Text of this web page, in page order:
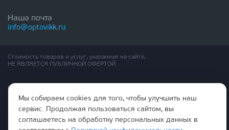
Наша почта
info@optovikk.ru
Стоимость товаров и услуг, указанная на сайте,
НЕ ЯВЛЯЕТСЯ ПУБЛИЧНОЙ ОФЕРТОЙ
Правила эксплутации входных и межкомнатных дверей
Политика обработки персональных данных
Согласие на обработку персональных данных
Мы собираем cookies для того, чтобы улучшить наш
сервис. Продолжая пользоваться сайтом, вы
соглашаетесь на обработку персональных данных в